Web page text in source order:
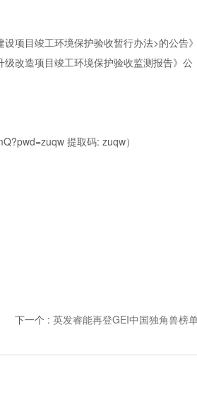
项目竣工环境保护验收暂行办法>的公告》
改造项目竣工环境保护验收监测报告》公
提取码: zuqw）
下一个 : 英发睿能再登GEI中国独角兽榜